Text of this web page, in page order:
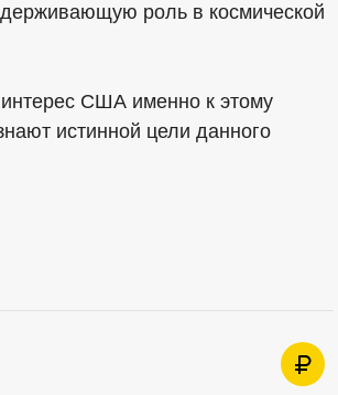
роль в космической
США именно к этому
истинной цели данного